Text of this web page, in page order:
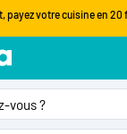
payez votre cuisine en